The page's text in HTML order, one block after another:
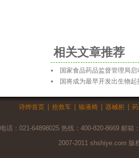
相关文章推荐
国家食品药品监督管理局
国将成为最早开发出生物
诗烨首页 抢救车 输液椅 器械柜
电话：021-64898025 热线：400-820-8669 邮箱
2007-2011 shshiye.com 版